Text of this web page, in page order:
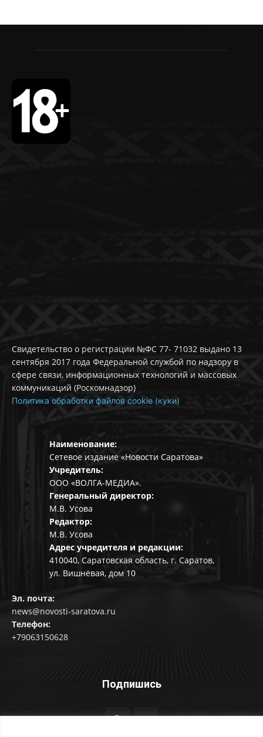
Свидетельство о регистрации №ФС 77- 71032 выдано 13
сентября 2017 года Федеральной службой по надзору в
сфере связи, информационных технологий и массовых
коммуникаций (Роскомнадзор)
Политика обработки файлов cookie (куки)
Наименование:
Сетевое издание «Новости Саратова»
Учредитель:
ООО «ВОЛГА-МЕДИА».
Генеральный директор:
М.В. Усова
Редактор:
М.В. Усова
Адрес учредителя и редакции:
410040, Саратовская область, г. Саратов,
ул. Вишнёвая, дом 10
Эл. почта:
news@novosti-saratova.ru
Телефон:
+79063150628
Подпишись